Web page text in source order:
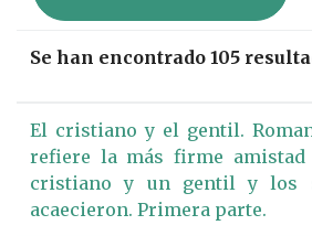
Se han encontrado 105
El cristiano y el gentil.
refiere la más firme
cristiano y un gentil y los
acaecieron. Primera parte.